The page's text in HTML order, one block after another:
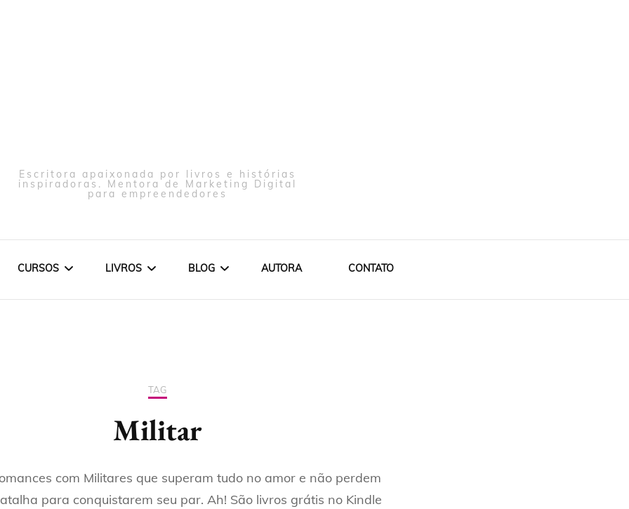
Escritora apaixonada por livros e histórias
inspiradoras. Mentora de Marketing Digital
para empreendedores
CURSOS LIVROS
CONTO ERÓTICO
BOX
BLOG AUTORA CONTATO
TAG
Militar
com Militares que superam tudo no amor e não perdem
para conquistarem seu par. Ah! São livros grátis no Kindle